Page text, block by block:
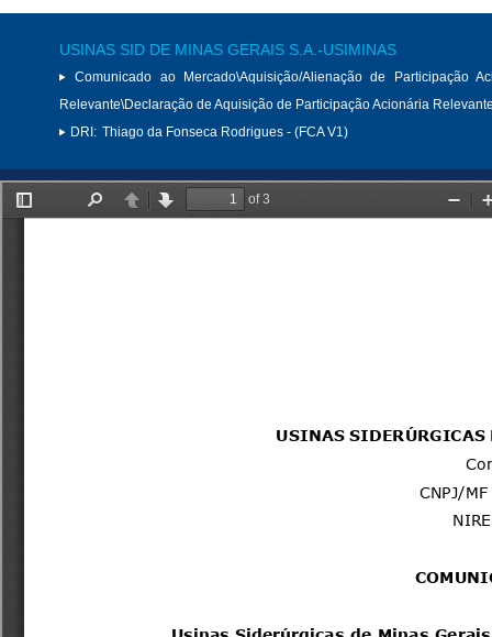
USINAS SID DE MINAS GERAIS S.A.-USIMINAS
Comunicado ao Mercado\Aquisição/Alienação de Participação
Relevante\Declaração de Aquisição de Participação Acionária
DRI: Thiago da Fonseca Rodrigues - (FCA V1)